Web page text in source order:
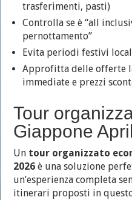
trasferimenti, pasti)
Controlla se è “all
pernottamento”
Evita periodi festivi
Approfitta delle offerte
immediate e prezzi
Tour
Giappone
Un tour organizzato
2026 è una soluzione
un’esperienza completa
itinerari proposti in